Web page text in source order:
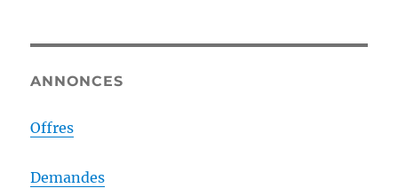
ANNONCES
Offres
Demandes